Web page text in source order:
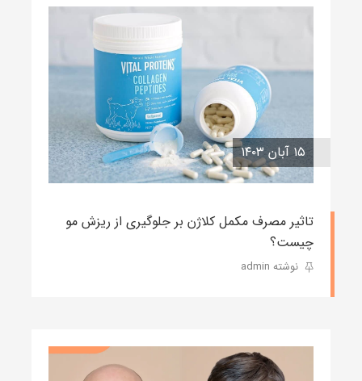
۱۵ آبان ۱۴۰۳
تاثیر مصرف مکمل کلاژن بر جلوگیری از ریزش مو
چیست؟
نوشته admin